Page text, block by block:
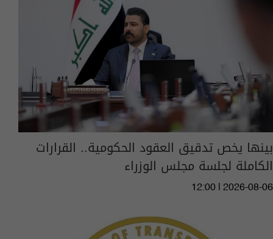
بينها يخص تدقيق العقود الحكومية.. القرارات
الكاملة لجلسة مجلس الوزراء
12:00 | 2026-08-06